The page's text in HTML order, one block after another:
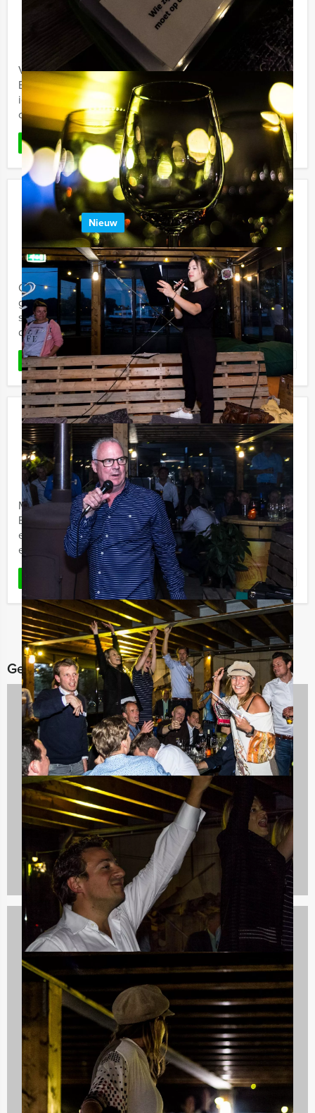
Vanaf€ 27,50 p.p. excl. BTW
Vanaf 12 personen ‐ 2 uur
Van Groningen tot Maastricht en van Brugge tot
Enschede, de PubQuiz van Holland Tour Guides laat
iedereen genieten van een uniek quizprograma, een
cross-over tussen Ik ...
LEES MEER Favoriet
De Grote Sportquiz in Gouda
Nieuw
Vanaf€ 27,50 p.p. excl. BTW
Vanaf 12 personen ‐ 2 uur
Op zoek naar een ontspannen uitje voor een sportieve
groep? Holland Tour Guides biedt nu een afwisselende
sportquiz aan in een gezellige kroeg in het centrum van
de stad. ...
LEES MEER Favoriet
Crime City Brunch Game in Utrecht
Vanaf€ 62,50 p.p. excl. BTW
Vanaf 12 personen ‐ 4 uur en 30 minuten
Maak in Utrecht kennis met de crime city brunch game.
Een hypermodern, virtueel GPS spel in combinatie met
een overheerlijk 3-gangen brunch. Kruip in de huid van
een ...
LEES MEER Favoriet
Gerelateerde categorieën
Bedrijfsuitjes
920 uitjes
Culinaire uitjes
1237 uitjes